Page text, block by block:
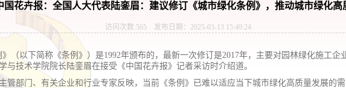
国花卉报：全国人大代表陆銮眉：建议修订《城市绿化条例》，推动城市绿化高
访问次数:565 发布日期：2025-03-13 15:49:24
（以下简称《条例》）是1992年颁布的，最新一次修订是2017年，主要对园林绿化施工企
与技术学院院长陆銮眉在接受《中国花卉报》记者采访时介绍道。
管部门、有关企业和行业专家反映，当前《条例》已难以适应当下城市绿化高质量发展的